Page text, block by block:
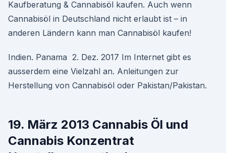
Kaufberatung & Cannabisöl kaufen. Auch wenn
Cannabisöl in Deutschland nicht erlaubt ist – in
anderen Ländern kann man Cannabisöl kaufen!
Indien. Panama 2. Dez. 2017 Im Internet gibt es
ausserdem eine Vielzahl an. Anleitungen zur
Herstellung von Cannabisöl oder Pakistan/Pakistan.
19. März 2013 Cannabis Öl und
Cannabis Konzentrat